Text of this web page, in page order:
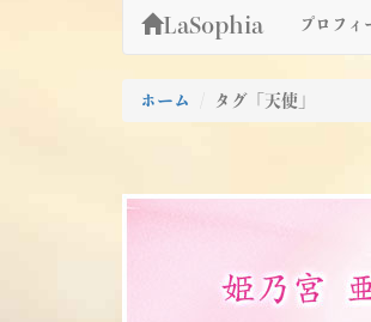
LaSophia プロフィ
ホーム タグ「天使」